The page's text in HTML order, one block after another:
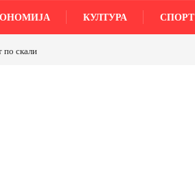
КУЛТУРА СПОРТ
по скали